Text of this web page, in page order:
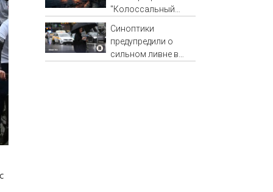
партии Яблоко
"Колоссальный
было за всю СВО
Синоптики
предупредили о
сильном ливне в